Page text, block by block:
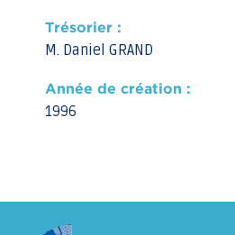
Trésorier :
M. Daniel GRAND
Année de création :
1996